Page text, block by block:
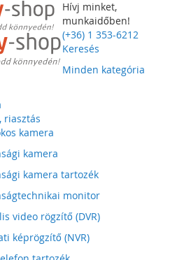
Hívj minket,
munkaidőben!
(+36) 1 353-6212
Keresés
Minden kategória
riasztás
kamera
kamera
kamera tartozék
monitor
video rögzítő (DVR)
képrögzítő (NVR)